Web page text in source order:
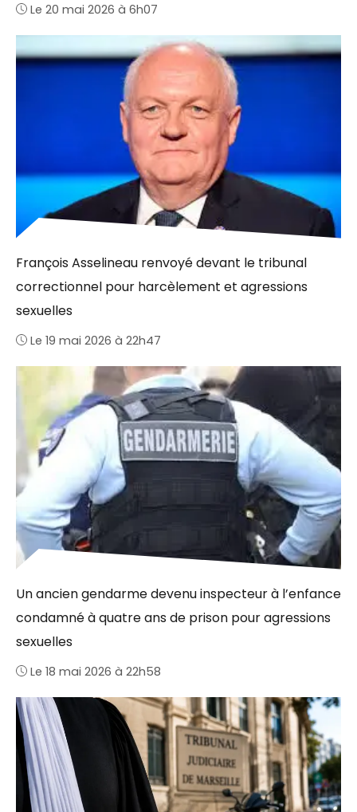
Le 20 mai 2026 à 6h07
François Asselineau renvoyé devant le tribunal
correctionnel pour harcèlement et agressions
sexuelles
Le 19 mai 2026 à 22h47
Un ancien gendarme devenu inspecteur à l’enfance
condamné à quatre ans de prison pour agressions
sexuelles
Le 18 mai 2026 à 22h58